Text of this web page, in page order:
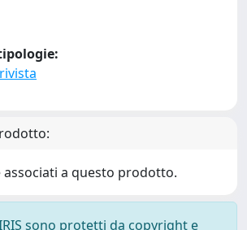
associati a questo prodotto.
sono protetti da copyright e